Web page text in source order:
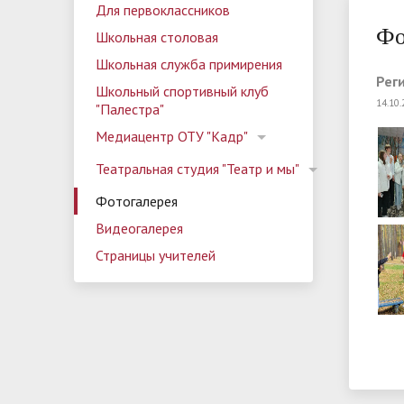
организации
Контакты
Задать
Профилактические мероприятия
Программа воспитания
"Палестра"
Страницы учителей
Основной государственный
экзамен (ОГЭ)
Дополнительная информация
Для первоклассников
Школьная столовая
Школьная служба примирения
Школьный спортивный клуб
"Палестра"
Медиацентр ОТУ "Кадр"
Театральная студия "Театр и мы"
Фотогалерея
Видеогалерея
Страницы учителей